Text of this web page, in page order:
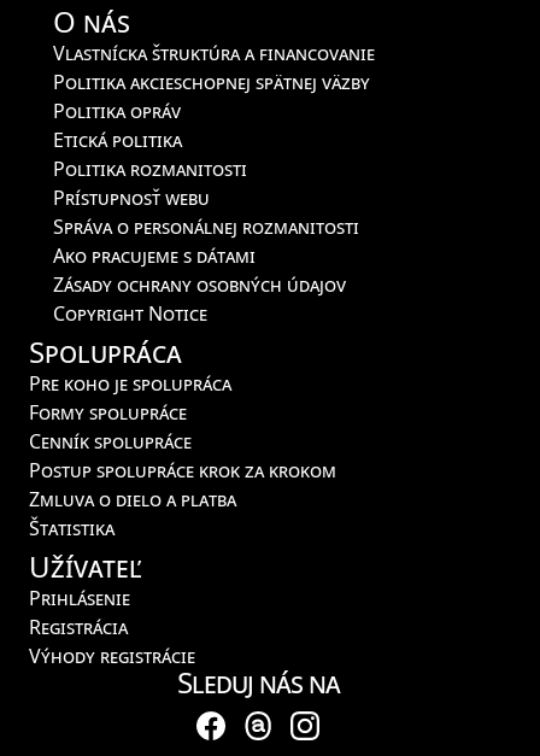
O nás
Vlastnícka štruktúra a financovanie
Politika akcieschopnej spätnej väzby
Politika opráv
Etická politika
Politika rozmanitosti
Prístupnosť webu
Správa o personálnej rozmanitosti
Ako pracujeme s dátami
Zásady ochrany osobných údajov
Copyright Notice
Spolupráca
Pre koho je spolupráca
Formy spolupráce
Cenník spolupráce
Postup spolupráce krok za krokom
Zmluva o dielo a platba
Štatistika
Užívateľ
Prihlásenie
Registrácia
Výhody registrácie
Sleduj nás na